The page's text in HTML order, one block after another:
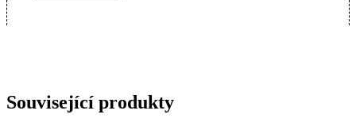
Související produkty